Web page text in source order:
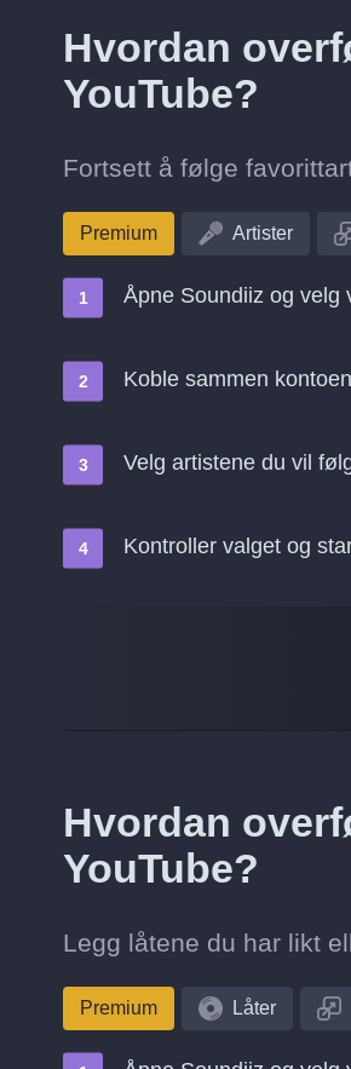
Hvordan
YouTube?
Fortsett å følge
Premium Artister
Åpne Soundiiz og velg
Koble sammen
Velg artistene du vil
Kontroller valget og
Hvordan
YouTube?
Legg låtene du har likt
Premium Låter